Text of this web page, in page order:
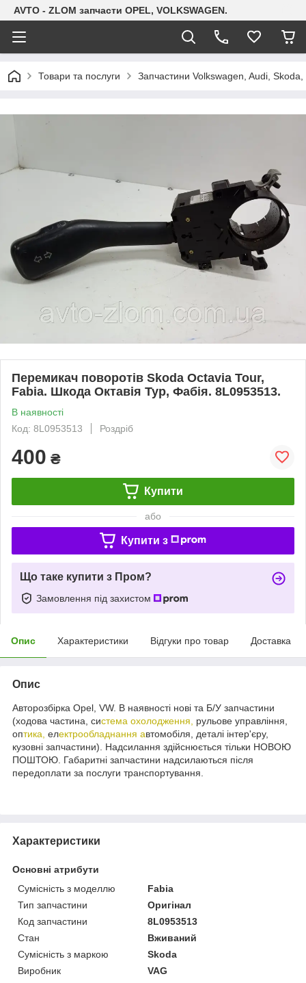
AVTO - ZLOM запчасти OPEL, VOLKSWAGEN.
Товари та послуги Запчастини Volkswagen, Audi, Skoda,
Перемикач поворотів Skoda Octavia Tour,
Fabia. Шкода Октавія Тур, Фабія. 8L0953513.
В наявності
Код: 8L0953513
Роздріб
400 ₴
Купити
або
Купити з
Що таке купити з Пром?
Замовлення під захистом
Опис Характеристики Відгуки про товар Доставка
Опис
Авторозбірка Opel, VW. В наявності нові та Б/У запчастини
(ходова частина, система охолодження, рульове управління,
оптика, електрообладнання автомобіля, деталі інтер'єру,
кузовні запчастини). Надсилання здійснюється тільки НОВОЮ
ПОШТОЮ. Габаритні запчастини надсилаються після
передоплати за послуги транспортування.
Характеристики
Основні атрибути
Сумісність з моделлю
Fabia
Тип запчастини
Оригінал
Код запчастини
8L0953513
Стан
Вживаний
Сумісність з маркою
Skoda
Виробник
VAG